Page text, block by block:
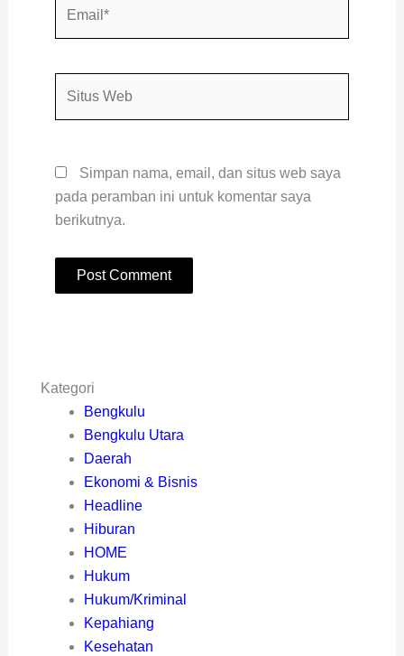
Simpan nama, email, dan situs web saya
pada peramban ini untuk komentar saya
berikutnya.
Kategori
Bengkulu
Bengkulu Utara
Daerah
Ekonomi & Bisnis
Headline
Hiburan
HOME
Hukum
Hukum/Kriminal
Kepahiang
Kesehatan